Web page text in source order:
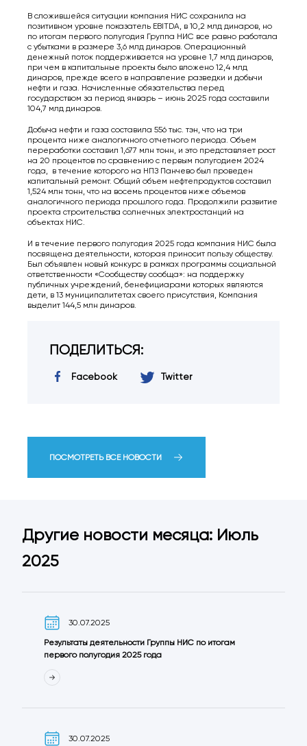
В сложившейся ситуации компания НИС сохранила на
позитивном уровне показатель EBITDA, в 10,2 млд динаров, но
по итогам первого полугодия Группа НИС все равно работала
с убытками в размере 3,6 млд динаров. Операционный
денежный поток поддерживается на уровне 1,7 млд динаров,
при чем в капитальные проекты было вложено 12,4 млд
динаров, прежде всего в направление разведки и добычи
нефти и газа. Начисленные обязательства перед
государством за период январь – июнь 2025 года составили
104,7 млд динаров.
Добыча нефти и газа составила 556 тыс. тэн, что на три
процента ниже аналогичного отчетного периода. Oбъем
переработки составил 1,677 млн тонн, и это представляет рост
на 20 процентов по сравнению с первым полугодием 2024
года, в течение которого на НПЗ Панчево был проведен
капитальный ремонт. Общий объем нефтепродуктов составил
1,524 млн тонн, что на восемь процентов ниже объемов
аналогичного периода прошлого года. Продолжили развитие
проекта строительства солнечных электростанций на
объектах НИС.
И в течение первого полугодия 2025 года компания НИС была
посвящена деятельности, которая приносит пользу обществу.
Был объявлен новый конкурс в рамках программы социальной
ответственности «Сообществу сообща»: на поддержку
публичных учреждений, бенефициарами которых являются
дети, в 13 муниципалитетах своего присутствия, Компания
выделит 144,5 млн динаров.
ПОДЕЛИТЬСЯ:
Facebook Twitter
ПОСМОТРЕТЬ ВСЕ НОВОСТИ
Другие новости месяца: Июль
2025
30.07.2025
Результаты деятельности Группы НИС по итогам
первого полугодия 2025 года
30.07.2025